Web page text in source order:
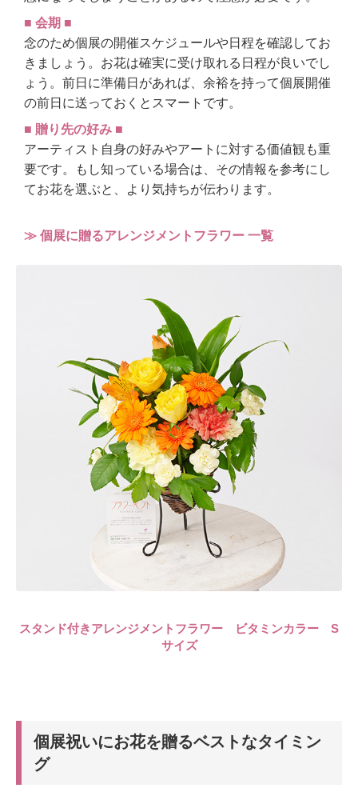
■ 会期 ■
念のため個展の開催スケジュールや日程を確認してお
きましょう。お花は確実に受け取れる日程が良いでし
ょう。前日に準備日があれば、余裕を持って個展開催
の前日に送っておくとスマートです。
■ 贈り先の好み ■
アーティスト自身の好みやアートに対する価値観も重
要です。もし知っている場合は、その情報を参考にし
てお花を選ぶと、より気持ちが伝わります。
≫ 個展に贈るアレンジメントフラワー 一覧
スタンド付きアレンジメントフラワー ビタミンカラー S
サイズ
個展祝いにお花を贈るベストなタイミン
グ